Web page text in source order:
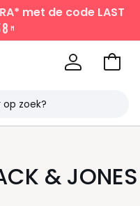
met de code LAST
8 M
Naar
& JONES